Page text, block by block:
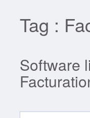
Tag :
Software